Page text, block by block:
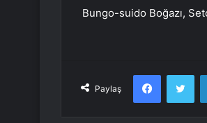
Bungo-suido Boğazı,
Paylaş
Facebook